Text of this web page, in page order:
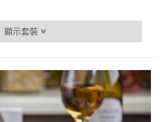
顯示套裝